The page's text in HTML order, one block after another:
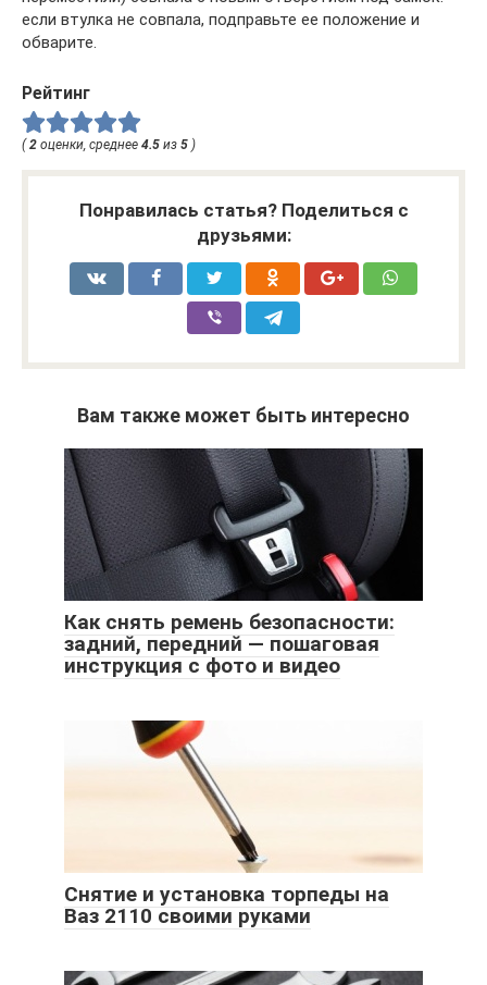
если втулка не совпала, подправьте ее положение и
обварите.
Рейтинг
( 2 оценки, среднее 4.5 из 5 )
Понравилась статья? Поделиться с
друзьями:
Вам также может быть интересно
Как снять ремень безопасности:
задний, передний — пошаговая
инструкция с фото и видео
Снятие и установка торпеды на
Ваз 2110 своими руками